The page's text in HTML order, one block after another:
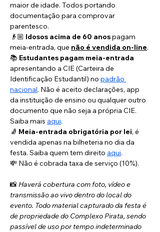
maior de idade. Todos portando
documentação para comprovar
parentesco.
👴🏼 Idosos acima de 60 anos pagam
meia-entrada, que não é vendida on-line.
📚 Estudantes pagam meia-entrada
apresentando a CIE (Carteira de
Identificação Estudantil) no padrão
nacional. Não é aceito declarações, app
da instituição de ensino ou qualquer outro
documento que não seja a própria CIE.
Saiba mais aqui.
🧦 Meia-entrada obrigatória por lei, é
vendida apenas na bilheteria no dia da
festa. Saiba quem tem direito aqui.
💸 Não é cobrada taxa de serviço (10%).
📸 Haverá cobertura com foto, vídeo e
transmissão ao vivo dentro do local do
evento. Todo material capturado da festa é
de propriedade do Complexo Pirata, sendo
passível de uso por tempo indeterminado